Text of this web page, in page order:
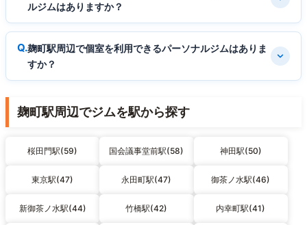
ルジムはありますか？
麹町駅周辺で個室を利用できるパーソナルジムはありま
すか？
麹町駅周辺でジムを駅から探す
桜田門駅(59) 国会議事堂前駅(58) 神田駅(50)
東京駅(47) 永田町駅(47) 御茶ノ水駅(46)
新御茶ノ水駅(44) 竹橋駅(42) 内幸町駅(41)